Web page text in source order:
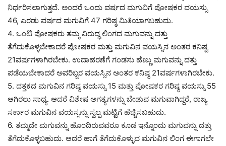
ನಿರ್ಧರಿಸಲಾಗುತ್ತದೆ. ಅಂದರೆ ಒಂದು ವರ್ಷದ ಮಗುವಿಗೆ ಪೋಷಕರ ವಯಸ್ಸು
46, ಎರಡು ವರ್ಷದ ಮಗುವಿಗೆ 47 ಗರಿಷ್ಠ ಮಿತಿಯಾಗಬಹುದು.
4. ಒಂಟಿ ಪೋಷಕರು ತಮ್ಮ ವಿರುದ್ಧ ಲಿಂಗದ ಮಗುವನ್ನು ದತ್ತು
ತೆಗೆದುಕೊಳ್ಳಬೇಕಾದರೆ ಪೋಷಕರ ಮತ್ತು ಮಗುವಿನ ವಯಸ್ಸಿನ ಅಂತರ ಕನಿಷ್ಟ
21ವರ್ಷಗಳಾಗಿರಬೇಕು. ಉದಾಹರಣೆಗೆ ಗಂಡಸು ಹೆಣ್ಣು ಮಗುವನ್ನು ದತ್ತು
ಪಡೆಯಬೇಕಾದರೆ ಅವರಿಬ್ಬರ ವಯಸ್ಸಿನ ಅಂತರ ಕನಿಷ್ಠ 21ವರ್ಷಗಳಾಗಿರಬೇಕು.
5. ದತ್ತಕದ ಮಗುವಿನ ಗರಿಷ್ಠ ವಯಸ್ಸು 15 ಮತ್ತು ಪೋಷಕರ ಗರಿಷ್ಠ ವಯಸ್ಸು 55
ಆಗಿರಲು ಸಾಧ್ಯ. ಆದರೆ ವಿಶೇಷ ಅಗತ್ಯಗಳನ್ನು ಬೇಡುವ ಮಗುವಾಗಿದ್ದರೆ, ರಾಜ್ಯ
ಸರ್ಕಾರ ಮಗುವಿನ ವಯಸ್ಸನ್ನು ಸ್ವಲ್ಪ ಮಟ್ಟಿಗೆ ಹೆಚ್ಚಿಸಬಹುದು.
6. ತಮ್ಮದೇ ಮಗುವನ್ನು ಹೊಂದಿರುವವರೂ ಕೂಡ ಇನ್ನೊಂದು ಮಗುವನ್ನು ದತ್ತು
ತೆಗೆದುಕೊಳ್ಳಬಹುದು. ಆದರೆ ಹಾಗೆ ತೆಗೆದುಕೊಳ್ಳುವ ಮಗುವಿನ ಲಿಂಗ ಈಗಾಗಲೇ